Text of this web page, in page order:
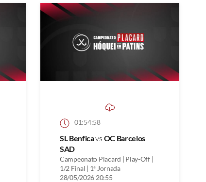
01:54:58
SL Benficavs OC Barcelos
SAD
Campeonato Placard | Play-Off |
1/2 Final | 1ª Jornada
28/05/2026 20:55